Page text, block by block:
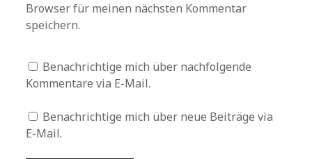
Browser für meinen nächsten Kommentar
speichern.
Benachrichtige mich über nachfolgende
Kommentare via E-Mail.
Benachrichtige mich über neue Beiträge via
E-Mail.